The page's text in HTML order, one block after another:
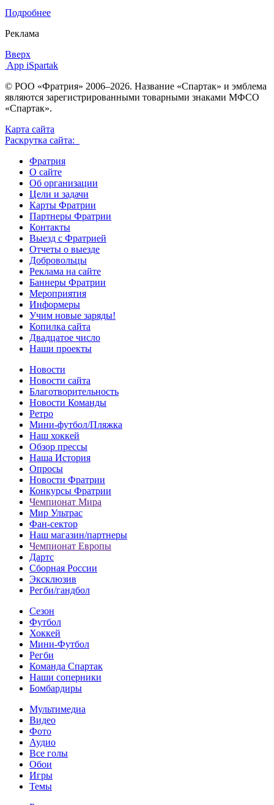
Подробнее
Реклама
Вверх
App iSpartak
© РОО «Фратрия» 2006–2026. Название «Спартак» и эмблема
являются зарегистрированными товарными знаками МФСО
«Спартак».
Карта сайта
Раскрутка сайта:
Фратрия
О сайте
Об организации
Цели и задачи
Карты Фратрии
Партнеры Фратрии
Контакты
Выезд с Фратрией
Отчеты о выезде
Добровольцы
Реклама на сайте
Баннеры Фратрии
Мероприятия
Информеры
Учим новые заряды!
Копилка сайта
Двадцатое число
Наши проекты
Новости
Новости сайта
Благотворительность
Новости Команды
Ретро
Мини-футбол/Пляжка
Наш хоккей
Обзор прессы
Наша История
Опросы
Новости Фратрии
Конкурсы Фратрии
Чемпионат Мира
Мир Ультрас
Фан-cектор
Наш магазин/партнеры
Чемпионат Европы
Дартс
Сборная России
Эксклюзив
Регби/гандбол
Сезон
Футбол
Хоккей
Мини-Футбол
Регби
Команда Спартак
Наши соперники
Бомбардиры
Мультимедиа
Видео
Фото
Аудио
Все голы
Обои
Игры
Темы